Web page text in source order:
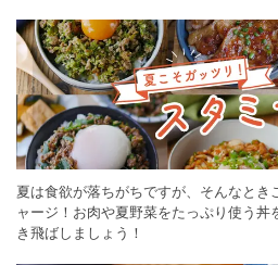
夏は食欲が落ちがちですが、そんなと
ャージ！お肉や夏野菜をたっぷり使う
き飛ばしましょう！